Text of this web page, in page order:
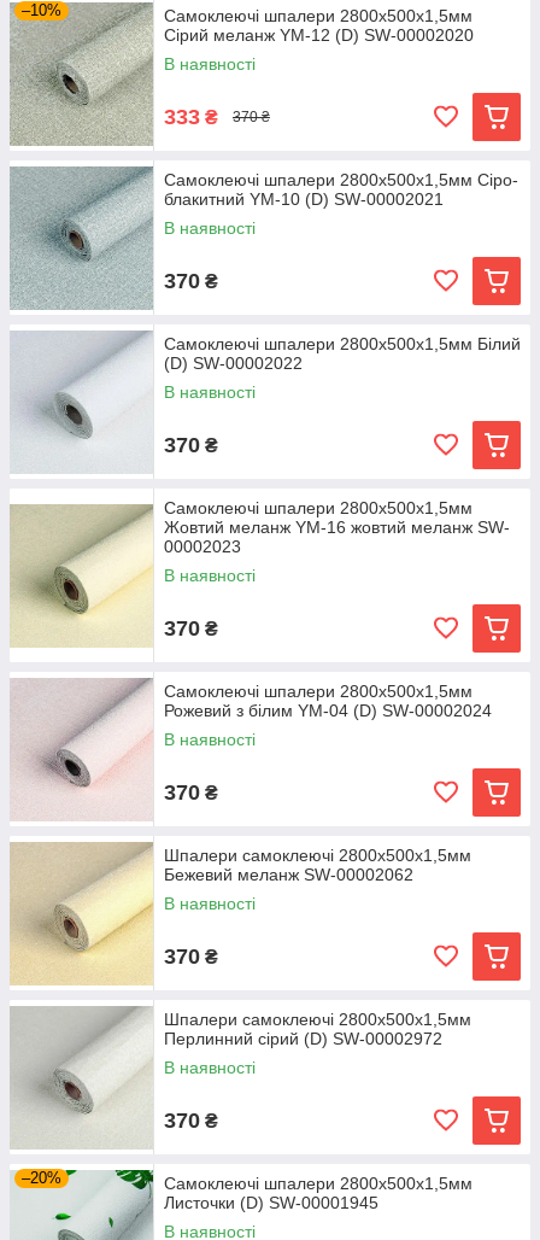
–10%
Самоклеючі шпалери 2800х500х1,5мм
Сірий меланж YM-12 (D) SW-00002020
В наявності
333 ₴ 370 ₴
Самоклеючі шпалери 2800х500х1,5мм Сіро-
блакитний YM-10 (D) SW-00002021
В наявності
370 ₴
Самоклеючі шпалери 2800х500х1,5мм Білий
(D) SW-00002022
В наявності
370 ₴
Самоклеючі шпалери 2800х500х1,5мм
Жовтий меланж YM-16 жовтий меланж SW-
00002023
В наявності
370 ₴
Самоклеючі шпалери 2800х500х1,5мм
Рожевий з білим YM-04 (D) SW-00002024
В наявності
370 ₴
Шпалери самоклеючі 2800х500х1,5мм
Бежевий меланж SW-00002062
В наявності
370 ₴
Шпалери самоклеючі 2800х500х1,5мм
Перлинний сірий (D) SW-00002972
В наявності
370 ₴
–20%
Самоклеючі шпалери 2800х500х1,5мм
Листочки (D) SW-00001945
В наявності